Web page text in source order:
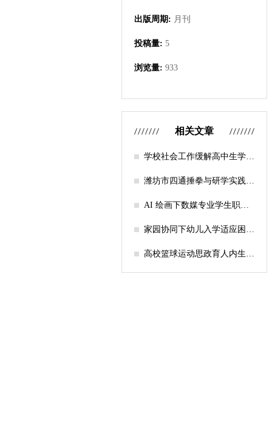
出版周期: 月刊
投稿量: 5
浏览量: 933
相关文章
学校社会工作缓解高中生学习
课堂”为介入载体
潍坊市四通捶拳与研学实践教
AI 绘画下数媒专业学生职业
家园协同下幼儿入学适应困难
高校篮球运动思政育人内生逻